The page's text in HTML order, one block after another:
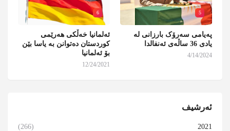
5
پەیامی سەرۆک بارزانی لە
یادی 36 ساڵەی ئەنفالدا
4/14/2024
6
ئەلمانیا خەڵکی هەرێمی
کوردستان دەتوانن بە یاسا بێن
بۆ ئەلمانیا
12/24/2021
ئەرشیف
2021
(266)